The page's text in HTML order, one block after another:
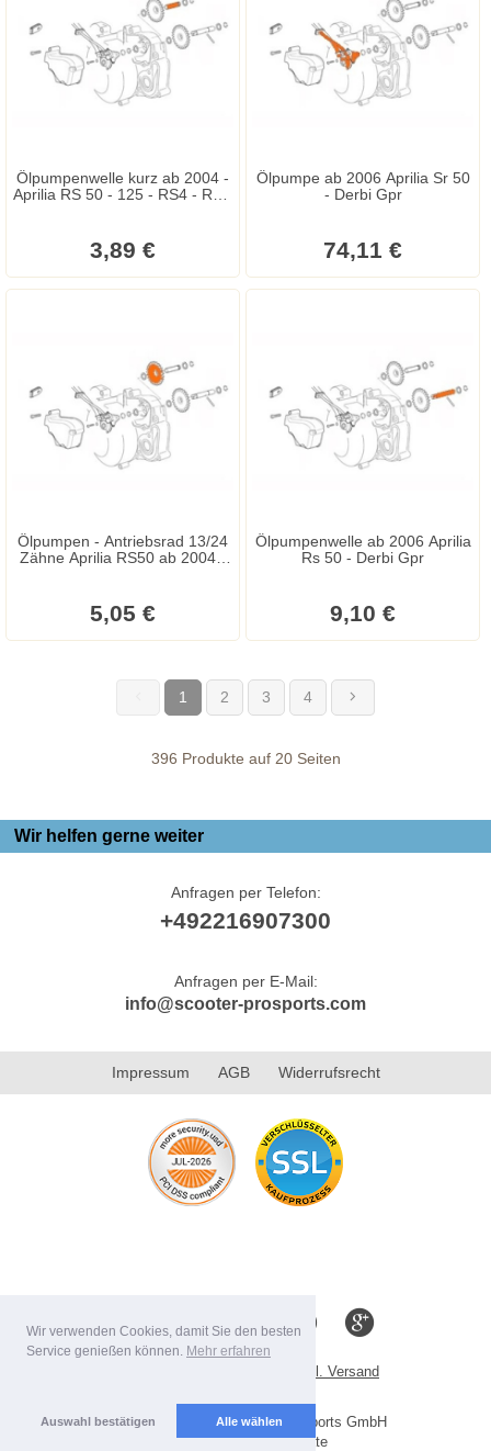
Wir verwenden Cookies, damit Sie den besten
Service genießen können. Mehr erfahren
Auswahl bestätigen Alle wählen
Ölpumpenwelle kurz ab 2004 -
Aprilia RS 50 - 125 - RS4 - RX -
3,89 €
Ölpumpe ab 2006 Aprilia Sr 50
- Derbi Gpr
74,11 €
Ölpumpen - Antriebsrad 13/24
Zähne Aprilia RS50 ab 2004 -
SMT
5,05 €
Ölpumpenwelle ab 2006 Aprilia
Rs 50 - Derbi Gpr
9,10 €
1 (current)
2 3 4
396 Produkte auf 20 Seiten
Wir helfen gerne weiter
Anfragen per Telefon:
+492216907300
Anfragen per E-Mail:
info@scooter-prosports.com
Impressum AGB Widerrufsrecht
Alle Preise inkl. MwSt. evtl. zzgl. Versand
Copyright 2026 by Scooter-ProSports GmbH
Mobile Shop by Shopgate